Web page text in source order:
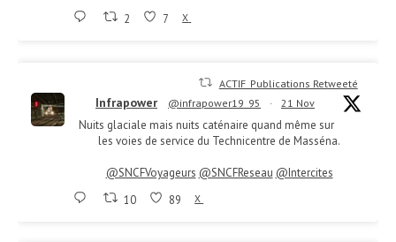
2 7 X
ACTIF_Publications Retweeté
Infrapower @infrapower19_95 · 21 Nov
Nuits glaciale mais nuits caténaire quand même sur
les voies de service du Technicentre de Masséna.
@SNCFVoyageurs @SNCFReseau @Intercites
10 89 X